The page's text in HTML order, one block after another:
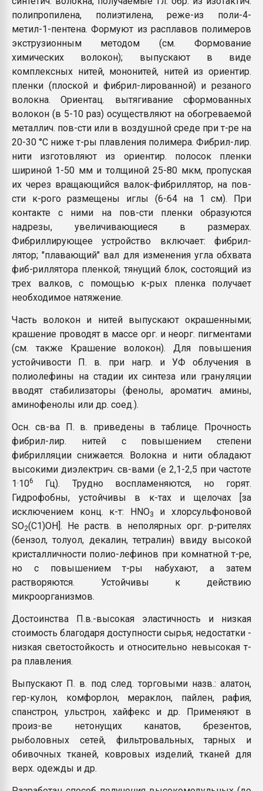
Всё, что касается
бутылок
ПЕРЕЙТИ НА
полипропилена, полиэтилена, реже-из поли-4-
метил-1-пентена. Формуют из расплавов полимеров
экструзионным методом (см. Формование
химических волокон); выпускают в виде
комплексных нитей, мононитей, нитей из ориентир.
пленки (плоской и фибрил-лированной) и резаного
волокна. Ориентац. вытягивание сформованных
волокон (в 5-10 раз) осуществляют на обогреваемой
металлич. пов-сти или в воздушной среде при т-ре на
20-30 °С ниже т-ры плавления полимера. Фибрил-лир.
нити изготовляют из ориентир. полосок пленки
шириной 1-50 мм и толщиной 25-80 мкм, пропуская
их через вращающийся валок-фибриллятор, на пов-
сти к-рого размещены иглы (6-64 на 1 см). При
контакте с ними на пов-сти пленки образуются
надрезы, увеличивающиеся в размерах.
Фибриллирующее устройство включает: фибрил-
лятор; "плавающий" вал для изменения угла обхвата
фиб-риллятора пленкой; тянущий блок, состоящий из
трех валков, с помощью к-рых пленка получает
необходимое натяжение.
Часть волокон и нитей выпускают окрашенными;
крашение проводят в массе орг. и неорг. пигментами
(см. также Крашение волокон). Для повышения
устойчивости П. в. при нагр. и УФ облучения в
полиолефины на стадии их синтеза или грануляции
вводят стабилизаторы (фенолы, ароматич. амины,
аминофенолы или др. соед.).
Осн. св-ва П. в. приведены в таблице. Прочность
фибрил-лир. нитей с повышением степени
фибрилляции снижается. Волокна и нити обладают
высокими диэлектрич. св-вами (е 2,1-2,5 при частоте
1·106
Гц). Трудно воспламеняются, но горят.
Гидрофобны, устойчивы в к-тах и щелочах [за
исключением конц. к-т: HNO3
и хлорсульфоновой
SO2(C1)OH]. Не раств. в неполярных орг. р-рителях
(бензол, толуол, декалин, тетралин) ввиду высокой
кристалличности полио-лефинов при комнатной т-ре,
но с повышением т-ры набухают, а затем
растворяются. Устойчивы к действию
микроорганизмов.
Достоинства П.в.-высокая эластичность и низкая
стоимость благодаря доступности сырья; недостатки -
низкая светостойкость и относительно невысокая т-
ра плавления.
Выпускают П. в. под след. торговыми назв.: алатон,
гер-кулон, комфорлон, мераклон, пайлен, рафия,
спанстрон, ульстрон, хайфекс и др. Применяют в
произ-ве нетонущих канатов, брезентов,
рыболовных сетей, фильтровальных, тарных и
обивочных тканей, ковровых изделий, тканей для
верх. одежды и др.